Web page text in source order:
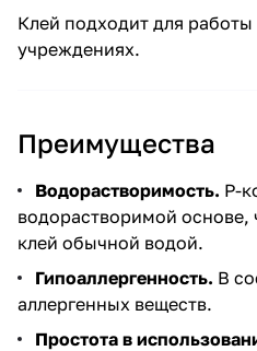
Клей подходит для
учреждениях.
Преимущества
Водорастворимость. P-
водорастворимой основе,
клей обычной водой.
Гипоаллергенность. В
аллергенных веществ.
Простота в